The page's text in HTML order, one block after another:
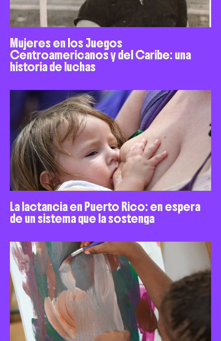
Mujeres en los Juegos
Centroamericanos y del Caribe: una
historia de luchas
La lactancia en Puerto Rico: en espera
de un sistema que la sostenga